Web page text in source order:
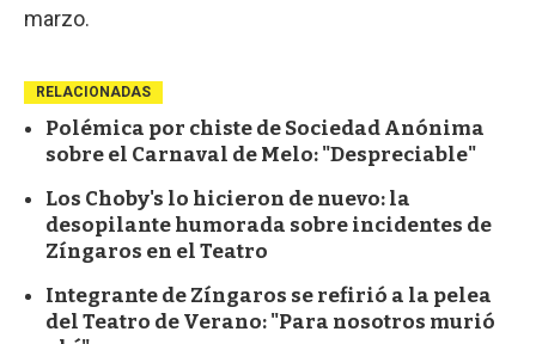
marzo.
RELACIONADAS
Polémica por chiste de Sociedad Anónima
sobre el Carnaval de Melo: "Despreciable"
Los Choby's lo hicieron de nuevo: la
desopilante humorada sobre incidentes de
Zíngaros en el Teatro
Integrante de Zíngaros se refirió a la pelea
del Teatro de Verano: "Para nosotros murió